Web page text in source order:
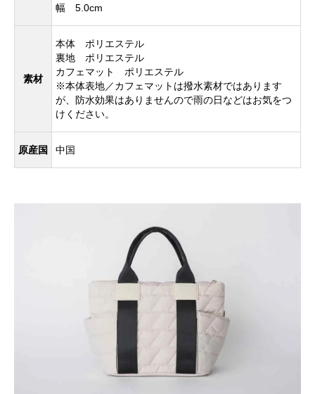
幅 5.0cm
素材
本体 ポリエステル
裏地 ポリエステル
カフェマット ポリエステル
※本体表地／カフェマットは撥水素材ではあります
が、防水効果はありませんので雨の日などはお気をつ
けください。
原産国 中国